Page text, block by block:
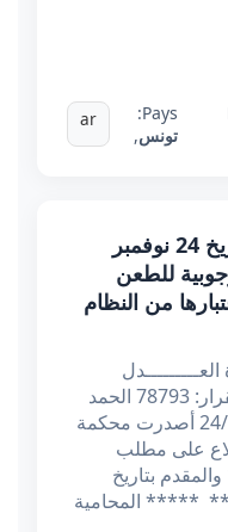
Pays:
تونس,
ar
قرار تعقيبي عدد 78793 بتاريخ 24 نوفمبر
للطعن
من النظام
محكمــــــة التعقيــب عـدد القرار: 78793 الحمد
لله وحده تـاريـــخه : 24/11/2025 أصدرت محكمة
على مطلب
التعقيب المضمن تحت عدد 189 والمقدم بتاريخ
***** ***** المحامية